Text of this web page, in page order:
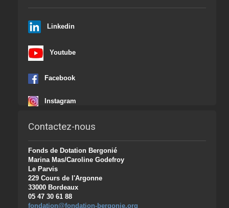
Linkedin
Youtube
Facebook
Instagram
Contactez-nous
Fonds de Dotation Bergonié
Marina Mas/Caroline Godefroy
Le Parvis
229 Cours de l'Argonne
33000 Bordeaux
05 47 30 61 88
fondation@fondation-bergonie.org